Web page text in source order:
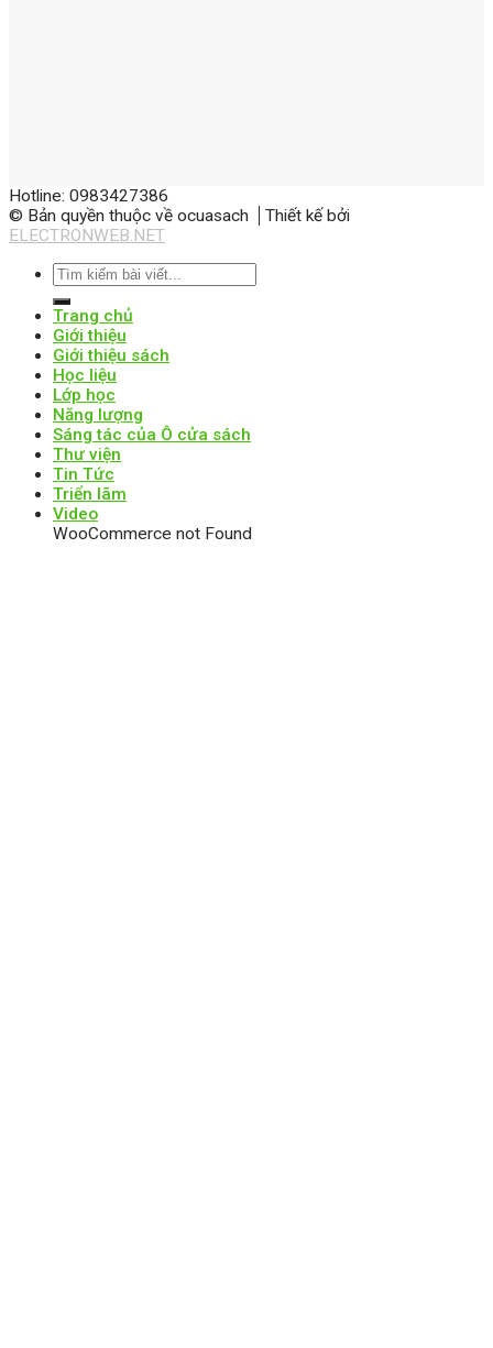
Hotline: 0983427386
© Bản quyền thuộc về ocuasach
Thiết kế bởi
ELECTRONWEB.NET
Trang chủ
Giới thiệu
Giới thiệu sách
Học liệu
Lớp học
Năng lượng
Sáng tác của Ô cửa sách
Thư viện
Tin Tức
Triển lãm
Video
WooCommerce not Found